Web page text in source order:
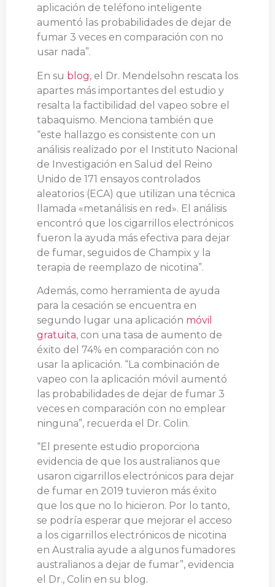
aplicación de teléfono inteligente
aumentó las probabilidades de dejar de
fumar 3 veces en comparación con no
usar nada”.
En su blog, el Dr. Mendelsohn rescata los
apartes más importantes del estudio y
resalta la factibilidad del vapeo sobre el
tabaquismo. Menciona también que
“este hallazgo es consistente con un
análisis realizado por el Instituto Nacional
de Investigación en Salud del Reino
Unido de 171 ensayos controlados
aleatorios (ECA) que utilizan una técnica
llamada «metanálisis en red». El análisis
encontró que los cigarrillos electrónicos
fueron la ayuda más efectiva para dejar
de fumar, seguidos de Champix y la
terapia de reemplazo de nicotina”.
Además, como herramienta de ayuda
para la cesación se encuentra en
segundo lugar una aplicación móvil
gratuita, con una tasa de aumento de
éxito del 74% en comparación con no
usar la aplicación. “La combinación de
vapeo con la aplicación móvil aumentó
las probabilidades de dejar de fumar 3
veces en comparación con no emplear
ninguna”, recuerda el Dr. Colin.
“El presente estudio proporciona
evidencia de que los australianos que
usaron cigarrillos electrónicos para dejar
de fumar en 2019 tuvieron más éxito
que los que no lo hicieron. Por lo tanto,
se podría esperar que mejorar el acceso
a los cigarrillos electrónicos de nicotina
en Australia ayude a algunos fumadores
australianos a dejar de fumar”, evidencia
el Dr., Colin en su blog.